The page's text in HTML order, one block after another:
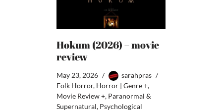
Hokum (2026) – movie
review
May 23, 2026
sarahpras
Folk Horror, Horror | Genre +,
Movie Review +, Paranormal &
Supernatural, Psychological